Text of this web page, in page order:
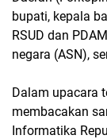
bupati, kepala
RSUD dan
negara (ASN),
Dalam upacara
membacakan
Informatika